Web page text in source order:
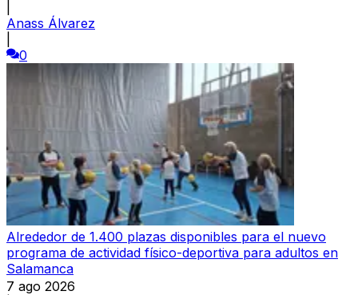
Anass Álvarez
0
Alrededor de 1.400 plazas disponibles para el nuevo
programa de actividad físico-deportiva para adultos en
Salamanca
7 ago 2026